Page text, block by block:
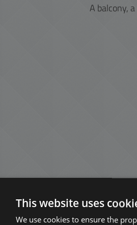
A balcony,
This website uses
We use cookies to ensure the